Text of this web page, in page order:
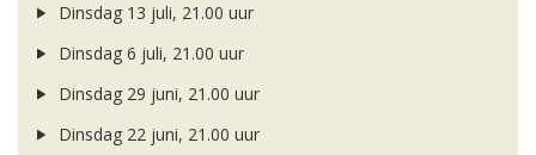
Dinsdag 13 juli, 21.00 uur
Dinsdag 6 juli, 21.00 uur
Dinsdag 29 juni, 21.00 uur
Dinsdag 22 juni, 21.00 uur